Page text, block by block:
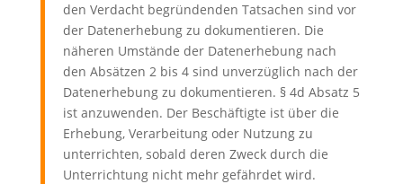
den Verdacht begründenden Tatsachen sind vor
der Datenerhebung zu dokumentieren. Die
näheren Umstände der Datenerhebung nach
den Absätzen 2 bis 4 sind unverzüglich nach der
Datenerhebung zu dokumentieren. § 4d Absatz 5
ist anzuwenden. Der Beschäftigte ist über die
Erhebung, Verarbeitung oder Nutzung zu
unterrichten, sobald deren Zweck durch die
Unterrichtung nicht mehr gefährdet wird.